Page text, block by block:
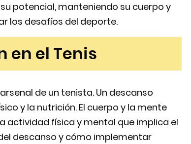
potencial, manteniendo su cuerpo y
los desafíos del deporte.
en el Tenis
de un tenista. Un descanso
y la nutrición. El cuerpo y la mente
actividad física y mental que implica el
descanso y cómo implementar